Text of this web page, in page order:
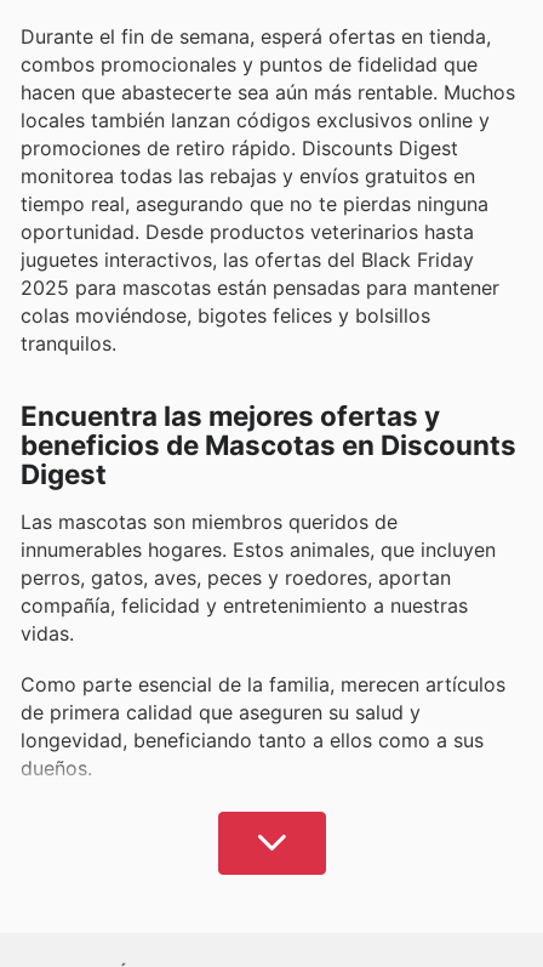
Durante el fin de semana, esperá ofertas en tienda,
combos promocionales y puntos de fidelidad que
hacen que abastecerte sea aún más rentable. Muchos
locales también lanzan códigos exclusivos online y
promociones de retiro rápido. Discounts Digest
monitorea todas las rebajas y envíos gratuitos en
tiempo real, asegurando que no te pierdas ninguna
oportunidad. Desde productos veterinarios hasta
juguetes interactivos, las ofertas del Black Friday
2025 para mascotas están pensadas para mantener
colas moviéndose, bigotes felices y bolsillos
tranquilos.
Encuentra las mejores ofertas y
beneficios de Mascotas en Discounts
Digest
Las mascotas son miembros queridos de
innumerables hogares. Estos animales, que incluyen
perros, gatos, aves, peces y roedores, aportan
compañía, felicidad y entretenimiento a nuestras
vidas.
Como parte esencial de la familia, merecen artículos
de primera calidad que aseguren su salud y
longevidad, beneficiando tanto a ellos como a sus
dueños.
Es fundamental adquirir suministros para mascotas de
marcas confiables para garantizar el confort y la
salud óptima de su compañero. Si bien estos
lechos, accesorios y tratamientos.